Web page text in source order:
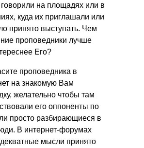
говорили на площадях или в
куда их приглашали или
принято выступать. Чем
проповедники лучше
Его?
проповедника в
на знакомую Вам
желательно чтобы там
его оппоненты по
просто разбирающиеся в
В интернет-форумах
мысли принято